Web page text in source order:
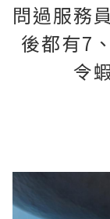
問過服務
後都有7
令